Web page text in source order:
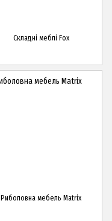
Складні меблі Fox
Риболовна мебель Matrix